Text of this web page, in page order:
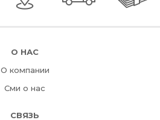
О НАС
О компании
Сми о нас
СВЯЗЬ